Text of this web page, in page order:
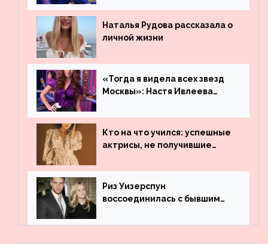
Наталья Рудова рассказала о
личной жизни
«Тогда я видела всех звезд
Москвы»: Настя Ивлеева
популярности и выложила
архивные фото
Кто на что учился: успешные
актрисы, не получившие
Риз Уизерспун
воссоединилась с бывшим